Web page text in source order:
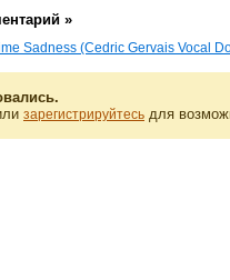
»
Sadness (Cedric Gervais Vocal
зарегистрируйтесь для